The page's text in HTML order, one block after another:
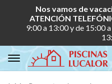
Nos vamos de
ATENCIÓN
9:00 a 13:00 y de 15:00